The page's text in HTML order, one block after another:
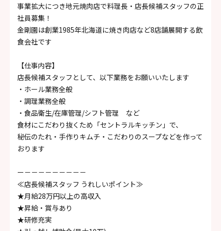
事業拡大につき地元焼肉店で料理長・店長候補スタッフの正
社員募集！
金剛園は創業1985年北海道に焼き肉店など8店舗展開する飲
食会社です
【仕事内容】
店長候補スタッフとして、以下業務をお願いいたします
・ホール業務全般
・調理業務全般
・食品衛生/在庫管理/シフト管理 など
食材にこだわり抜くため「セントラルキッチン」で、
秘伝のたれ・手作りキムチ・こだわりのスープなどを作って
おります
ー－－－－－－－－－
≪店長候補スタッフ うれしいポイント≫
★月給28万円以上の高収入
★昇給・賞与あり
★研修充実